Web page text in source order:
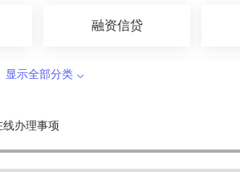
融资信贷
国土和规划建设
显示全部分类
办理事项